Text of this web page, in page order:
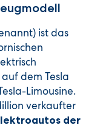
ist das
dem Tesla
Limousine.
verkaufter
der